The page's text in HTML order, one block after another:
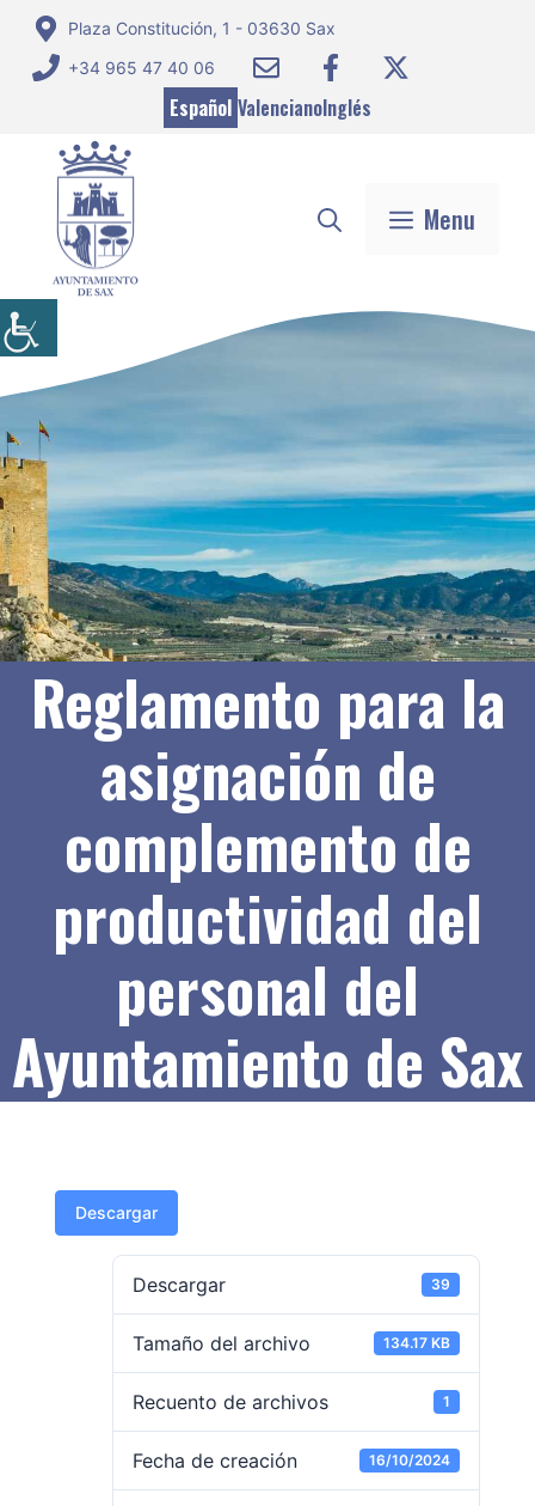
Saltar
contenido
Plaza Constitución, 1 - 03630 Sax
+34 965 47 40 06
Español ValencianoInglés
Menu
Reglamento para la
asignación de
complemento de
productividad del
personal del
Ayuntamiento de Sax
Descargar
Descargar 39
Tamaño del archivo 134.17 KB
Recuento de archivos 1
Fecha de creación 16/10/2024